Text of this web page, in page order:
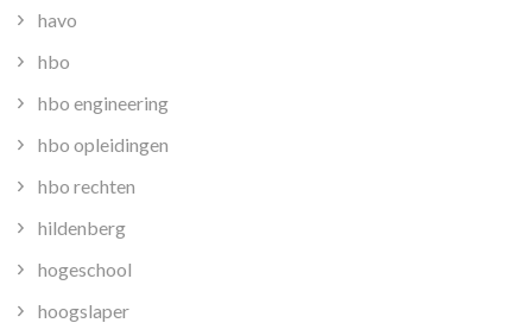
havo
hbo
hbo engineering
hbo opleidingen
hbo rechten
hildenberg
hogeschool
hoogslaper